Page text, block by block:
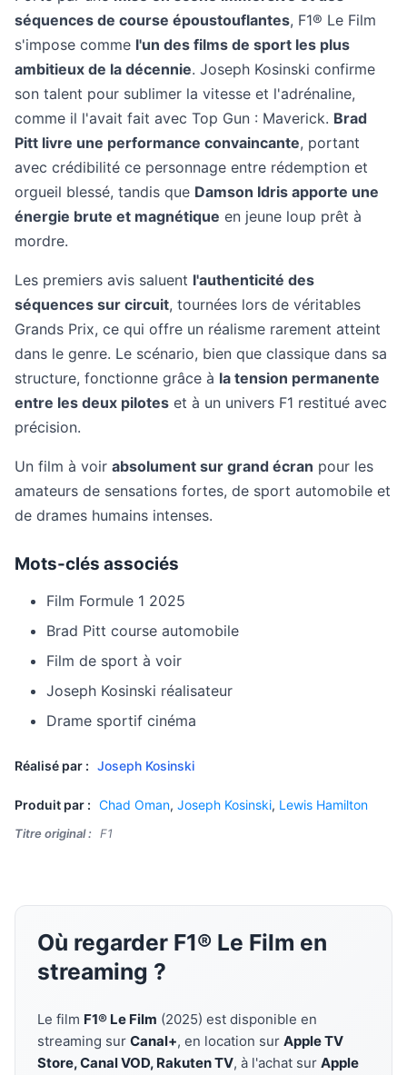
séquences de course époustouflantes, F1® Le Film
s'impose comme l'un des films de sport les plus
ambitieux de la décennie. Joseph Kosinski confirme
son talent pour sublimer la vitesse et l'adrénaline,
comme il l'avait fait avec Top Gun : Maverick. Brad
Pitt livre une performance convaincante, portant
avec crédibilité ce personnage entre rédemption et
orgueil blessé, tandis que Damson Idris apporte une
énergie brute et magnétique en jeune loup prêt à
mordre.
Les premiers avis saluent l'authenticité des
séquences sur circuit, tournées lors de véritables
Grands Prix, ce qui offre un réalisme rarement atteint
dans le genre. Le scénario, bien que classique dans sa
structure, fonctionne grâce à la tension permanente
entre les deux pilotes et à un univers F1 restitué avec
précision.
Un film à voir absolument sur grand écran pour les
amateurs de sensations fortes, de sport automobile et
de drames humains intenses.
Mots-clés associés
Film Formule 1 2025
Brad Pitt course automobile
Film de sport à voir
Joseph Kosinski réalisateur
Drame sportif cinéma
Réalisé par : Joseph Kosinski
Produit par : Chad Oman, Joseph Kosinski, Lewis Hamilton
Titre original : F1
Où regarder F1® Le Film en
streaming ?
Le film F1® Le Film (2025) est disponible en
streaming sur Canal+, en location sur Apple TV
Store, Canal VOD, Rakuten TV, à l'achat sur Apple